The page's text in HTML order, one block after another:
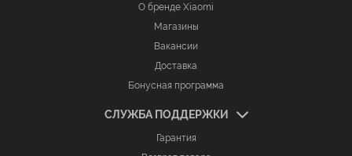
О бренде Xiaomi
Магазины
Вакансии
Доставка
Бонусная программа
СЛУЖБА ПОДДЕРЖКИ
Гарантия